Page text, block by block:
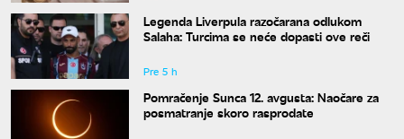
Legenda Liverpula razočarana odlukom
Salaha: Turcima se neće dopasti ove reči
Pre 5 h
Pomračenje Sunca 12. avgusta: Naočare za
posmatranje skoro rasprodate